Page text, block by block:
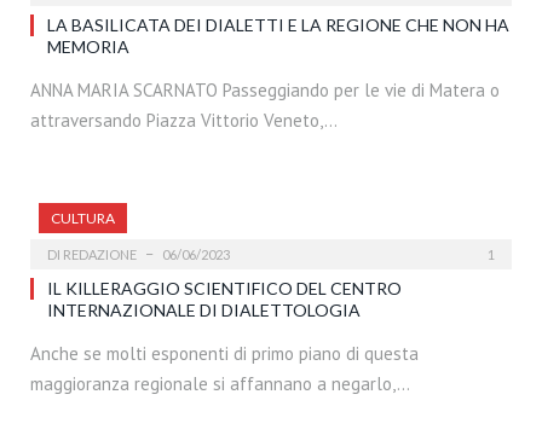
LA BASILICATA DEI DIALETTI E LA REGIONE CHE NON HA
MEMORIA
ANNA MARIA SCARNATO Passeggiando per le vie di Matera o
attraversando Piazza Vittorio Veneto,…
CULTURA
DI REDAZIONE 06/06/2023 1
IL KILLERAGGIO SCIENTIFICO DEL CENTRO
INTERNAZIONALE DI DIALETTOLOGIA
Anche se molti esponenti di primo piano di questa
maggioranza regionale si affannano a negarlo,…